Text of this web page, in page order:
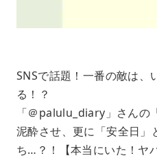
SNSで話題！一番の敵は、
る！？
「＠palulu_diary」さんの
泥酔させ、更に「安全日」
ち…？！【本当にいた！ヤ